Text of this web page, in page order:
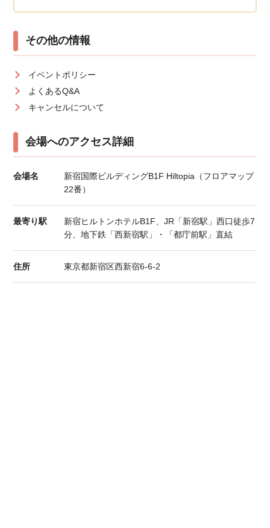
その他の情報
イベントポリシー
よくあるQ&A
キャンセルについて
会場へのアクセス詳細
会場名
新宿国際ビルディングB1F Hiltopia（フロアマップ
22番）
最寄り駅
新宿ヒルトンホテルB1F、JR「新宿駅」西口徒歩7
分、地下鉄「西新宿駅」・「都庁前駅」直結
住所 東京都新宿区西新宿6-6-2